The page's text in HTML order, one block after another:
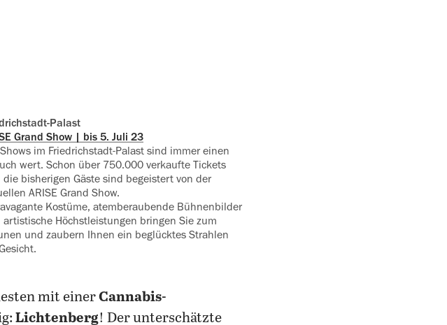
Palast
Grand Show | bis 5. Juli 23
im Friedrichstadt-Palast sind immer einen
wert. Schon über 750.000 verkaufte Tickets
die bisherigen Gäste sind begeistert von der
ARISE Grand Show.
Kostüme, atemberaubende Bühnenbilder
artistische Höchstleistungen bringen Sie zum
und zaubern Ihnen ein ‍beglücktes Strahlen
mit einerCannabis-
Lichtenberg! Der unterschätzte